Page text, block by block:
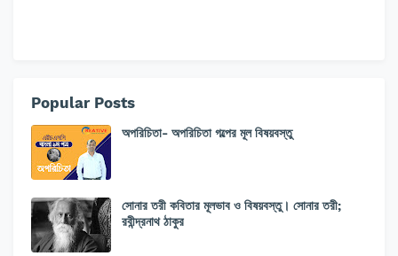
Popular Posts
অপরিচিতা- অপরিচিতা গল্পের মূল বিষয়বস্তু
সোনার তরী কবিতার মূলভাব ও বিষয়বস্তু। সোনার তরী;
রবীন্দ্রনাথ ঠাকুর